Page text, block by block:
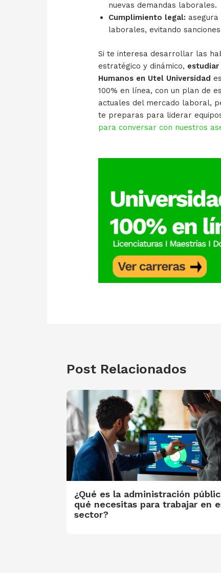
nuevas demandas laborales.
Cumplimiento legal:
laborales, evitando
Si te interesa desarrollar las
estratégico y dinámico,
Humanos en Utel Universidad
100% en línea, con un plan de
actuales del mercado laboral,
te preparas para liderar
para conversar con nuestros
Post Relacionados
¿Qué es la administración
qué necesitas para trabajar en
sector?